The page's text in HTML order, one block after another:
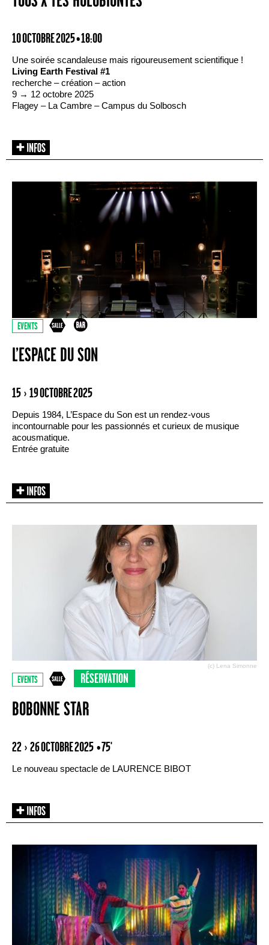
10 OCTOBRE 2025 • 18:00
Une soirée scandaleuse mais rigoureusement scientifique !
Living Earth Festival #1
recherche – création – action
9 → 12 octobre 2025
Flagey – La Cambre – Campus du Solbosch
EVENTS
L’ESPACE DU SON
15 › 19 OCTOBRE 2025
Depuis 1984, L’Espace du Son est un rendez-vous
incontournable pour les passionnés et curieux de musique
acousmatique.
Entrée gratuite
(c) Lena Simonne
EVENTS RÉSERVATION
BOBONNE STAR
22 › 26 OCTOBRE 2025 • 75'
Le nouveau spectacle de LAURENCE BIBOT